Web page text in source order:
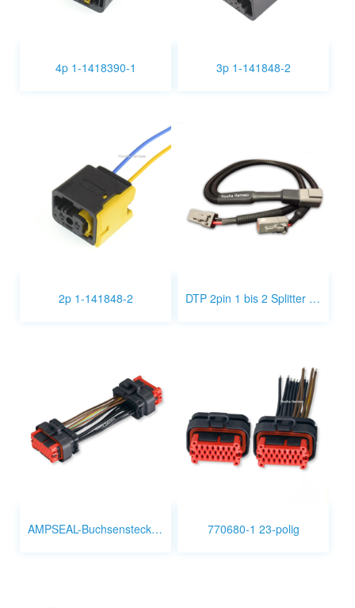
4p 1-1418390-1 3p 1-141848-2
2p 1-141848-2 DTP 2pin 1 bis 2 Splitter Kabel
AMPSEAL-Buchsenstecker-Kabelbaum 770680-1 23-polig